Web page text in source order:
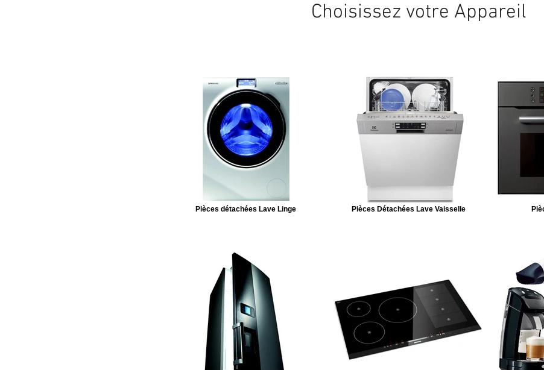
Choisissez votre Appareil
Pièces détachées Lave Linge Pièces Détachées Lave Vaisselle